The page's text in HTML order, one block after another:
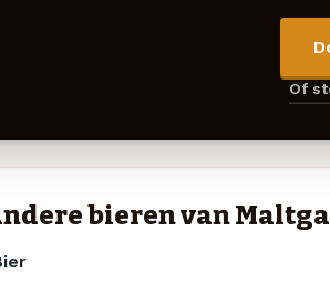
Of
bieren van